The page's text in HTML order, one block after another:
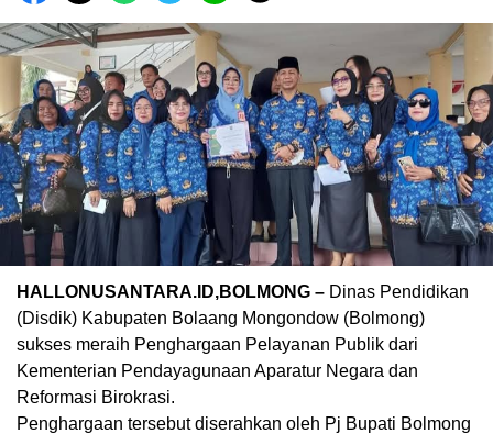
HALLONUSANTARA.ID,BOLMONG – Dinas Pendidikan
(Disdik) Kabupaten Bolaang Mongondow (Bolmong)
sukses meraih Penghargaan Pelayanan Publik dari
Kementerian Pendayagunaan Aparatur Negara dan
Reformasi Birokrasi.
Penghargaan tersebut diserahkan oleh Pj Bupati Bolmong